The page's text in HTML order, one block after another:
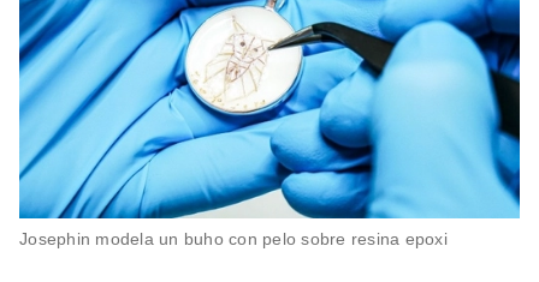
Josephin modela un buho con pelo sobre resina epoxi